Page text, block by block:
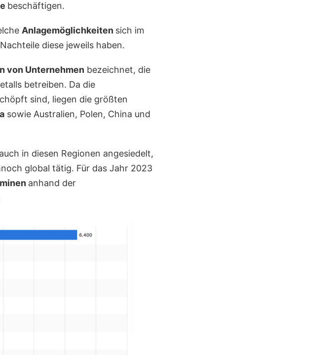
beschäftigen.
Anlagemöglichkeiten sich im
diese jeweils haben.
von Unternehmen bezeichnet, die
betreiben. Da die
sind, liegen die größten
sowie Australien, Polen, China und
auch in diesen Regionen angesiedelt,
global tätig. Für das Jahr 2023
anhand der